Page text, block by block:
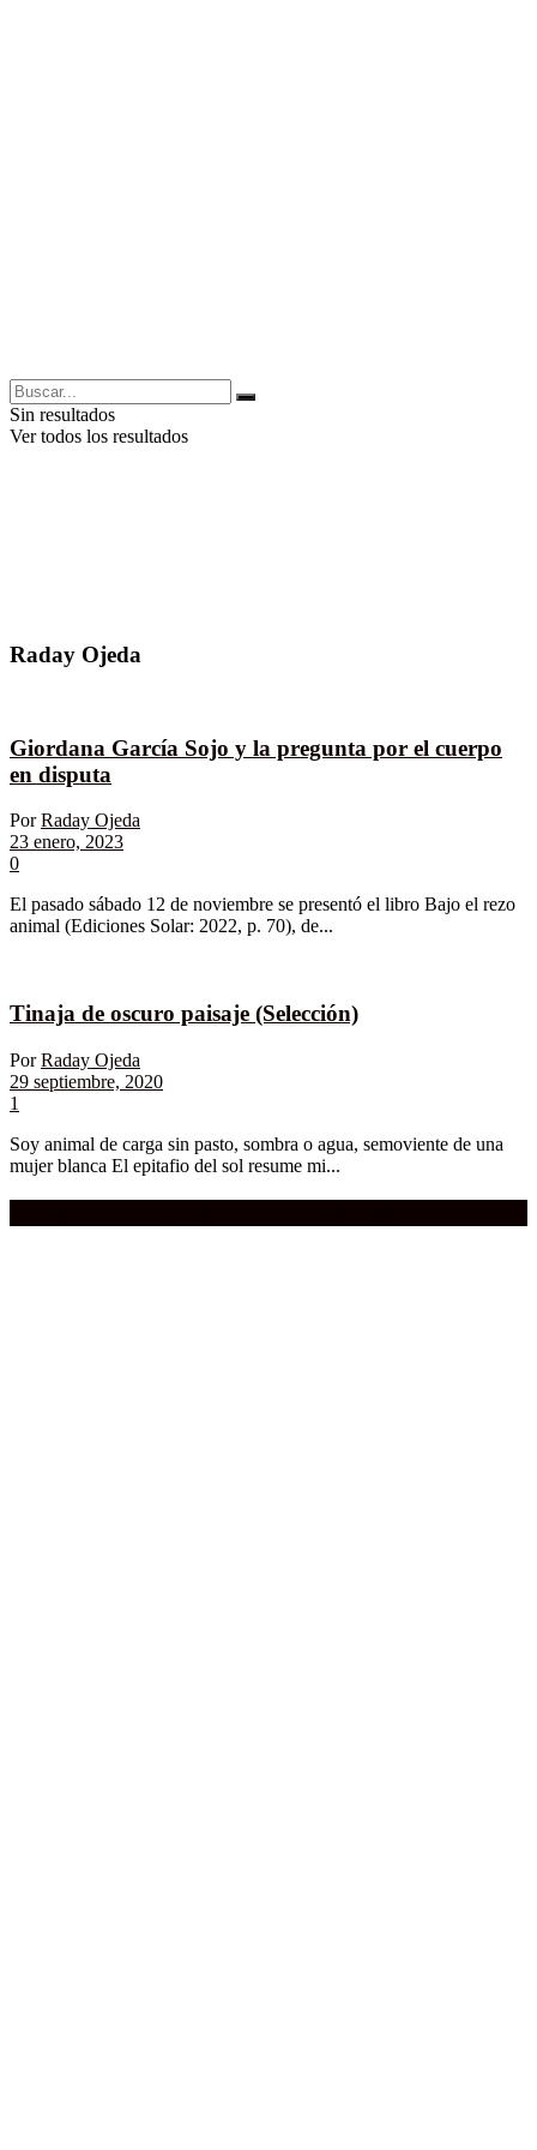
Sin resultados
Ver todos los resultados
Raday Ojeda
Giordana García Sojo y la pregunta por el cuerpo
en disputa
Por Raday Ojeda
23 enero, 2023
0
El pasado sábado 12 de noviembre se presentó el libro Bajo el rezo
animal (Ediciones Solar: 2022, p. 70), de...
Tinaja de oscuro paisaje (Selección)
Por Raday Ojeda
29 septiembre, 2020
1
Soy animal de carga sin pasto, sombra o agua, semoviente de una
mujer blanca El epitafio del sol resume mi...